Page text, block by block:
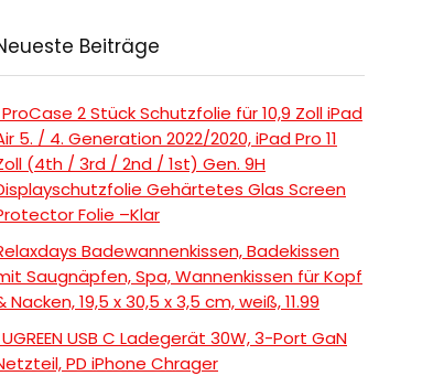
Beiträge
ProCase 2 Stück Schutzfolie für 10,9 Zoll iPad
5. / 4. Generation 2022/2020, iPad Pro 11
(4th / 3rd / 2nd / 1st) Gen. 9H
Gehärtetes Glas Screen
Folie –Klar
Badewannenkissen, Badekissen
Saugnäpfen, Spa, Wannenkissen für Kopf
Nacken, 19,5 x 30,5 x 3,5 cm, weiß, 11.99
UGREEN USB C Ladegerät 30W, 3-Port GaN
PD iPhone Chrager